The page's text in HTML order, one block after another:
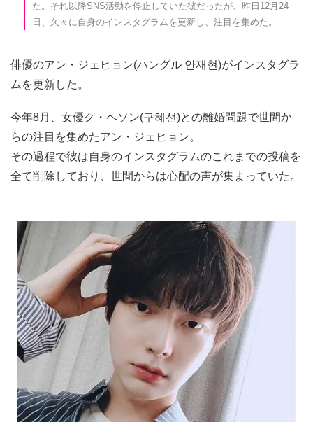
た。それ以降SNS活動を停止していた彼だったが、昨日12月24
日、久々に自身のインスタグラムを更新し、注目を集めた。
俳優のアン・ジェヒョン(ハングル 안재현)がインスタグラ
ムを更新した。
今年8月、女優ク・ヘソン(구혜선)との離婚問題で世間か
らの注目を集めたアン・ジェヒョン。
その過程で彼は自身のインスタグラムのこれまでの投稿を
全て削除しており、世間からは心配の声が集まっていた。